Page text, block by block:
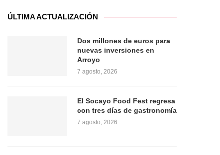
ÚLTIMA ACTUALIZACIÓN
Dos millones de euros para
nuevas inversiones en
Arroyo
7 agosto, 2026
El Socayo Food Fest regresa
con tres días de gastronomía
7 agosto, 2026